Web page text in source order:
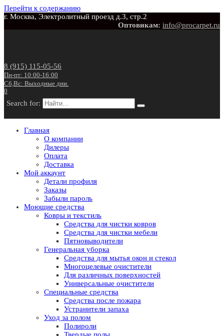
Перейти к содержанию
г. Москва, Электролитный проезд д.3, стр.2
Оптовикам: info@procarpet.ru
8 (915) 115-05-56
Пн-пт: 10:00-16:00
Сб,Вс: Выходные дни.
0
Search for:
Главная
О компании
Дилеры
Оплата
Доставка
Мой аккаунт
Детали профиля
Заказы
Забыли пароль
Моющие средства
Ковры и текстиль
Средства для чистки ковров
Средства для чистки мебели
Пятновыводители
Генеральная уборка
Средства для мытья окон и стекол
Многоцелевые очистители
Для различных поверхностей
Универсальные очистители
Специальные средства
Средства после пожара
Устранители запаха
Уход за полом
Полироли